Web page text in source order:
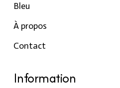
Bleu
À propos
Contact
Information